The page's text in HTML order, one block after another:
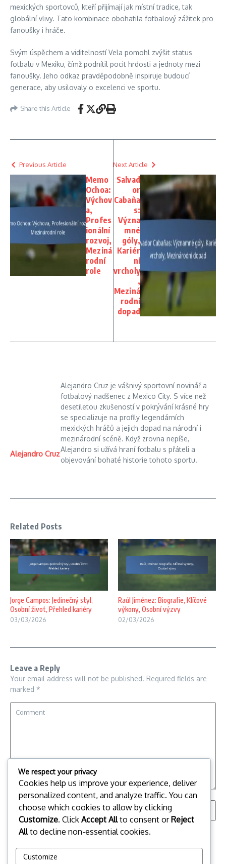
mexických sportovců, kteří přijímají jak místní tradice, tak
globální vlivy. Tato kombinace obohatila fotbalový zážitek pro
fanoušky i hráče.
Svým úspěchem a viditelností Vela pomohl zvýšit status
fotbalu v Mexiku, čímž podnítil pocit hrdosti a jednoty mezi
fanoušky. Jeho odkaz pravděpodobně inspiruje budoucí
generace, aby usilovaly o excelenci ve sportu.
Share this Article
Previous Article
Memo
Ochoa:
Výchov
a,
Profes
ionální
rozvoj,
Meziná
rodní
role
Next Article
Salvad
or
Cabaña
s:
Význa
mné
góly,
Kariér
ní
vrcholy
,
Meziná
rodní
dopad
Alejandro Cruz
Alejandro Cruz je vášnivý sportovní novinář a
fotbalový nadšenec z Mexico City. S více než
desetiletou zkušeností v pokrývání krásné hry
se specializuje na profily legendárních
mexických hráčů a jejich dopad na národní i
mezinárodní scéně. Když zrovna nepíše,
Alejandro si užívá hraní fotbalu s přáteli a
objevování bohaté historie tohoto sportu.
Related Posts
Jorge Campos: Jedinečný styl,
Osobní život, Přehled kariéry
03/03/2026
Raúl Jiménez: Biografie, Klíčové
výkony, Osobní výzvy
02/03/2026
Leave a Reply
Your email address will not be published. Required fields are
marked *
Save my name, email, and website in this browser for the
We respect your privacy
Cookies help us improve your experience, deliver
personalized content, and analyze traffic. You can
choose which cookies to allow by clicking
Customize. Click Accept Allto consent orReject
Allto decline non-essential cookies.
Customize